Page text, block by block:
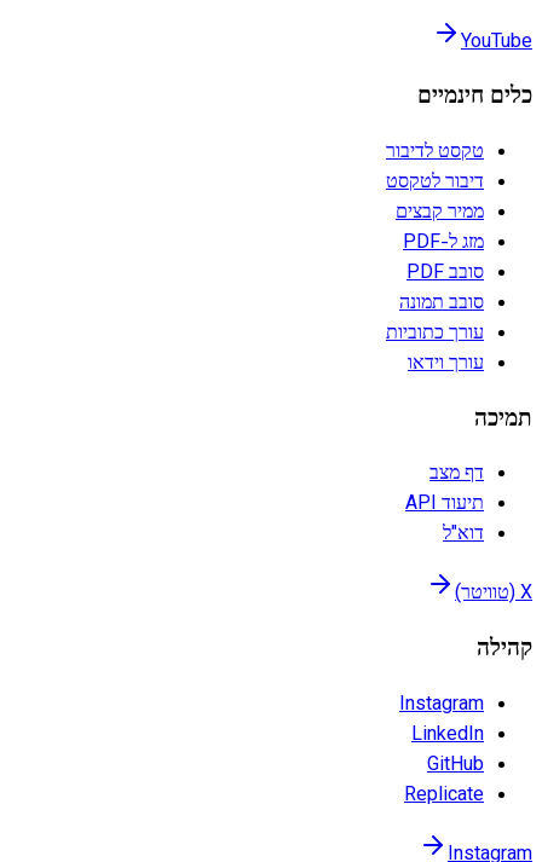
YouTube
כלים חינמיים
טקסט לדיבור
דיבור לטקסט
ממיר קבצים
מזג ל-PDF
סובב PDF
סובב תמונה
עורך כתוביות
עורך וידאו
תמיכה
דף מצב
תיעוד API
דוא"ל
X (טוויטר)
קהילה
Instagram
LinkedIn
GitHub
Replicate
Instagram